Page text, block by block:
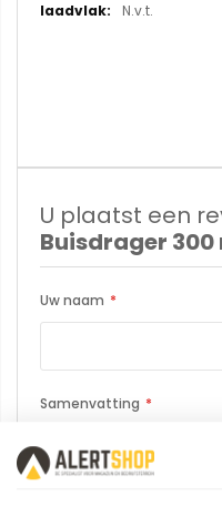
N.v.t.
U plaatst een
Buisdrager 300
Uw naam
Samenvatting